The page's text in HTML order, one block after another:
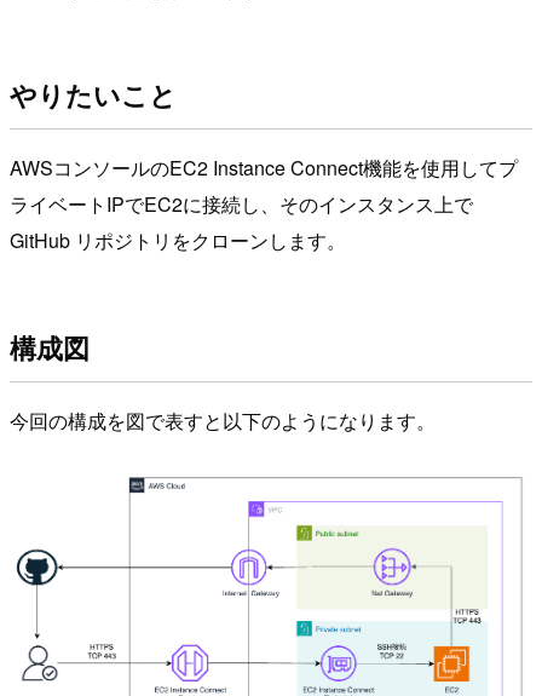
やりたいこと
AWSコンソールのEC2 Instance Connect機能を使用してプ
ライベートIPでEC2に接続し、そのインスタンス上で
GitHub リポジトリをクローンします。
構成図
今回の構成を図で表すと以下のようになります。